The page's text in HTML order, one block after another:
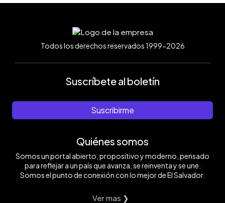
Todos los derechos reservados 1999-2026
Suscríbete al boletín
Suscribirme
Quiénes somos
Somos un portal abierto, propositivo y moderno, pensado
para reflejar a un país que avanza, se reinventa y se une.
Somos el punto de conexión con lo mejor de El Salvador.
Ver mas ❯